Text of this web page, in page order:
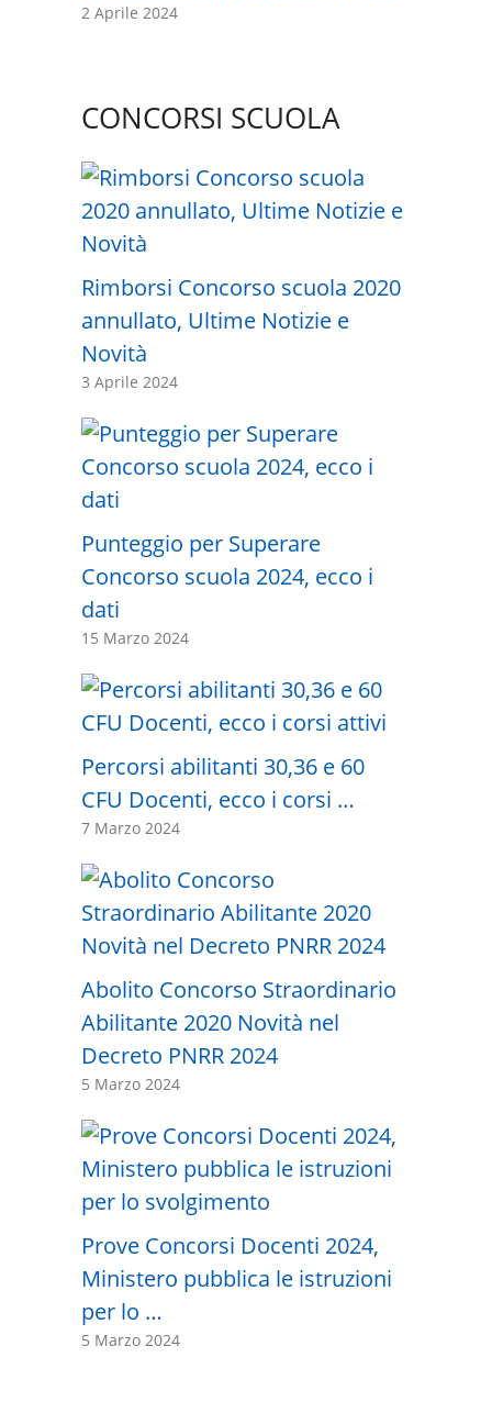
2 Aprile 2024
CONCORSI SCUOLA
Rimborsi Concorso scuola 2020
annullato, Ultime Notizie e
Novità
3 Aprile 2024
Punteggio per Superare
Concorso scuola 2024, ecco i
dati
15 Marzo 2024
Percorsi abilitanti 30,36 e 60
CFU Docenti, ecco i corsi …
7 Marzo 2024
Abolito Concorso Straordinario
Abilitante 2020 Novità nel
Decreto PNRR 2024
5 Marzo 2024
Prove Concorsi Docenti 2024,
Ministero pubblica le istruzioni
per lo …
5 Marzo 2024